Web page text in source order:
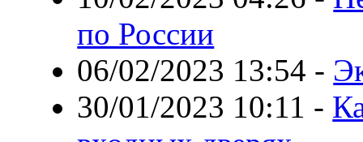
по России
06/02/2023 13:54 -
30/01/2023 10:11 -